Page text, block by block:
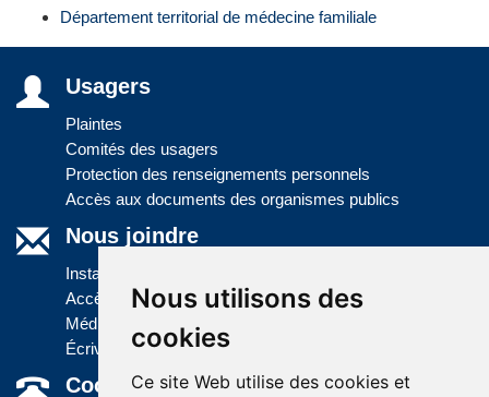
Nous utilisons des
cookies
Ce site Web utilise des cookies et
Département territorial de médecine familiale
Usagers
Plaintes
Comités des usagers
Protection des renseignements personnels
Accès aux documents des organismes publics
Nous joindre
Installations
Accès à l'information
Médias
Écrivez-nous
Coordonnées